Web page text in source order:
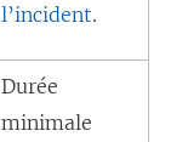
l’incident.
Durée
minimale